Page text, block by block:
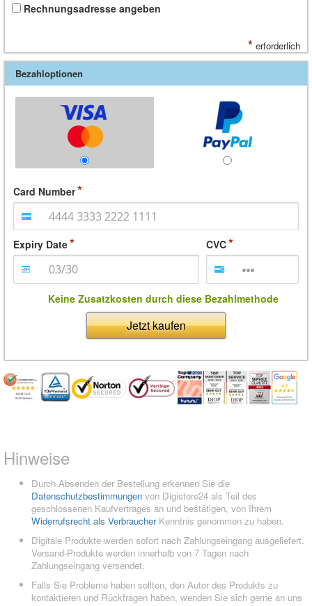
Rechnungsadresse angeben
* erforderlich
Bezahloptionen
Card Number
Expiry Date CVC
Keine Zusatzkosten durch diese Bezahlmethode
Jetzt kaufen
Hinweise
Durch Absenden der Bestellung erkennen Sie die
Datenschutzbestimmungen von Digistore24 als Teil des
geschlossenen Kaufvertrages an und bestätigen, von Ihrem
Widerrufsrecht als VerbraucherKenntnis genommen zu haben.
Digitale Produkte werden sofort nach Zahlungseingang ausgeliefert.
Versand-Produkte werden innerhalb von 7 Tagen nach
Zahlungseingang versendet.
Falls Sie Probleme haben sollten, den Autor des Produkts zu
kontaktieren und Rückfragen haben, wenden Sie sich gerne an uns